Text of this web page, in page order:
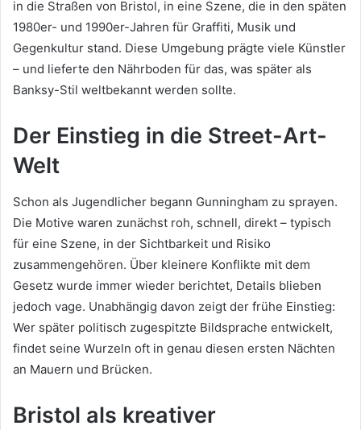
in die Straßen von Bristol, in eine Szene, die in den späten
1980er- und 1990er-Jahren für Graffiti, Musik und
Gegenkultur stand. Diese Umgebung prägte viele Künstler
– und lieferte den Nährboden für das, was später als
Banksy-Stil weltbekannt werden sollte.
Der Einstieg in die Street-Art-
Welt
Schon als Jugendlicher begann Gunningham zu sprayen.
Die Motive waren zunächst roh, schnell, direkt – typisch
für eine Szene, in der Sichtbarkeit und Risiko
zusammengehören. Über kleinere Konflikte mit dem
Gesetz wurde immer wieder berichtet, Details blieben
jedoch vage. Unabhängig davon zeigt der frühe Einstieg:
Wer später politisch zugespitzte Bildsprache entwickelt,
findet seine Wurzeln oft in genau diesen ersten Nächten
an Mauern und Brücken.
Bristol als kreativer